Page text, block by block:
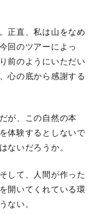
正直、私は山をなめ
回のツアーによっ
前のようにいただい
心の底から感謝する
が、この自然の本
体験するとしないで
ないだろうか。
して、人間が作った
開いてくれている環
ない。